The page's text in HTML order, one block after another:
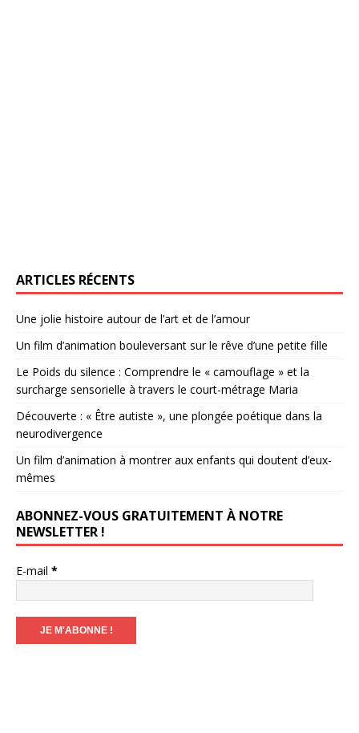
ARTICLES RÉCENTS
Une jolie histoire autour de l’art et de l’amour
Un film d’animation bouleversant sur le rêve d’une petite fille
Le Poids du silence : Comprendre le « camouflage » et la
surcharge sensorielle à travers le court-métrage Maria
Découverte : « Être autiste », une plongée poétique dans la
neurodivergence
Un film d’animation à montrer aux enfants qui doutent d’eux-
mêmes
ABONNEZ-VOUS GRATUITEMENT À NOTRE
NEWSLETTER !
E-mail *